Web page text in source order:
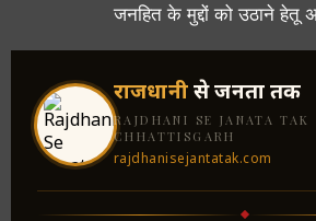
जनहित के मुद्दों को उठाने हेतू
राजधानीसे जनता तक
RAJDHANI SE JANATA TAK
CHHATTISGARH
rajdhanisejantatak.com